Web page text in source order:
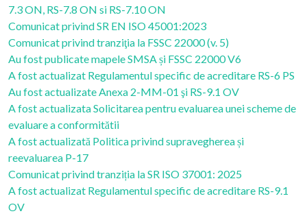
7.3 ON, RS-7.8 ON si RS-7.10 ON
Comunicat privind SR EN ISO 45001:2023
Comunicat privind tranziţia la FSSC 22000 (v. 5)
Au fost publicate mapele SMSA și FSSC 22000 V6
A fost actualizat Regulamentul specific de acreditare RS-6 PS
Au fost actualizate Anexa 2-MM-01 şi RS-9.1 OV
A fost actualizata Solicitarea pentru evaluarea unei scheme de
evaluare a conformitătii
A fost actualizată Politica privind supravegherea și
reevaluarea P-17
Comunicat privind tranziția la SR ISO 37001: 2025
A fost actualizat Regulamentul specific de acreditare RS-9.1
OV